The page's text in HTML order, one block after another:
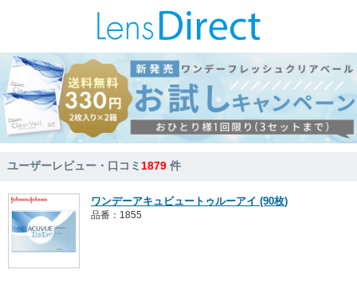
ユーザーレビュー・口コミ1879 件
ワンデーアキュビュートゥルーアイ (90枚)
品番：1855